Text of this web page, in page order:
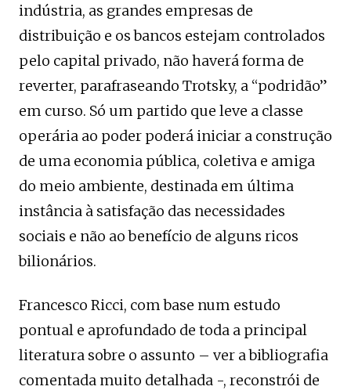
indústria, as grandes empresas de
distribuição e os bancos estejam controlados
pelo capital privado, não haverá forma de
reverter, parafraseando Trotsky, a “podridão”
em curso. Só um partido que leve a classe
operária ao poder poderá iniciar a construção
de uma economia pública, coletiva e amiga
do meio ambiente, destinada em última
instância à satisfação das necessidades
sociais e não ao benefício de alguns ricos
bilionários.
Francesco Ricci, com base num estudo
pontual e aprofundado de toda a principal
literatura sobre o assunto – ver a bibliografia
comentada muito detalhada -, reconstrói de